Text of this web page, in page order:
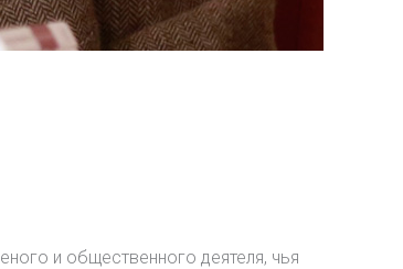
и общественного деятеля, чья